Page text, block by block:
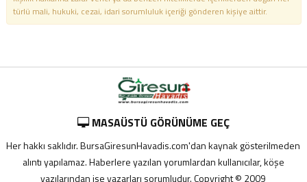
türlü mali, hukuki, cezai, idari sorumluluk içeriği gönderen kişiye aittir.
MASAÜSTÜ GÖRÜNÜME GEÇ
Her hakkı saklıdır. BursaGiresunHavadis.com'dan kaynak gösterilmeden
alıntı yapılamaz. Haberlere yazılan yorumlardan kullanıcılar, köşe
yazılarından ise yazarları sorumludur. Copyright © 2009